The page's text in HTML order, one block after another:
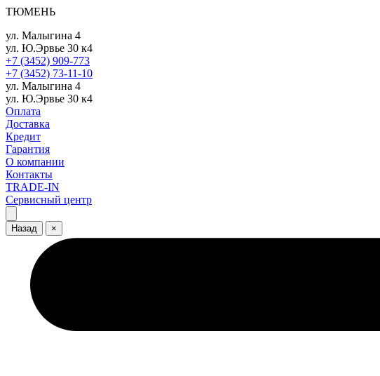
ТЮМЕНЬ
ул. Малыгина 4
ул. Ю.Эрвье 30 к4
+7 (3452) 909-773
+7 (3452) 73-11-10
ул. Малыгина 4
ул. Ю.Эрвье 30 к4
Оплата
Доставка
Кредит
Гарантия
О компании
Контакты
TRADE-IN
Сервисный центр
Назад ×